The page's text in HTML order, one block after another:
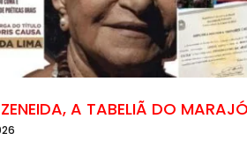
A TABELIÃ DO